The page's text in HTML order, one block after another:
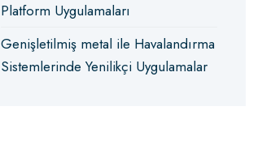
Platform Uygulamaları
Genişletilmiş metal ile Havalandırma
Sistemlerinde Yenilikçi Uygulamalar